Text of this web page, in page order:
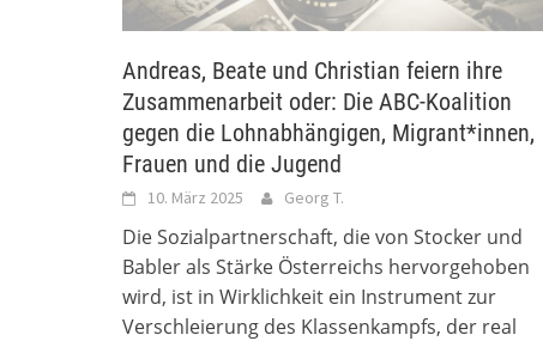
Andreas, Beate und Christian feiern ihre
Zusammenarbeit oder: Die ABC-Koalition
gegen die Lohnabhängigen, Migrant*innen,
Frauen und die Jugend
10. März 2025 Georg T.
Die Sozialpartnerschaft, die von Stocker und
Babler als Stärke Österreichs hervorgehoben
wird, ist in Wirklichkeit ein Instrument zur
Verschleierung des Klassenkampfs, der real